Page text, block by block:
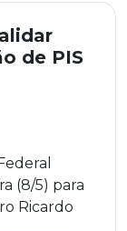
de PIS
(8/5) para
Ricardo